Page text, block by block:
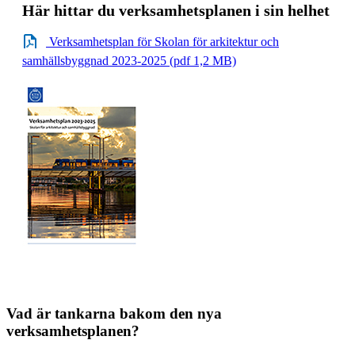
​Här hittar du verksamhetsplanen i sin helhet
Verksamhetsplan för Skolan för arkitektur och
samhällsbyggnad 2023-2025 (pdf 1,2 MB)
Vad är tankarna bakom den nya
verksamhetsplanen?